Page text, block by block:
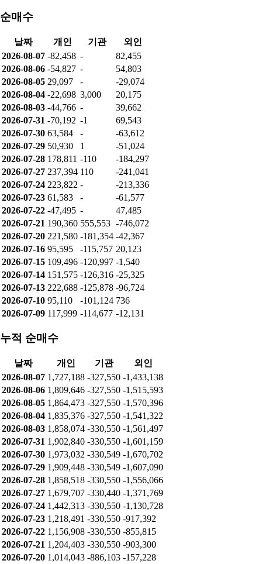
순매수
날짜 개인 기관
외인
2026-08-07 -82,458 -
82,455
2026-08-06 -54,827 -
54,803
2026-08-05 29,097 -
-29,074
2026-08-04 -22,698 3,000
20,175
2026-08-03 -44,766 -
39,662
2026-07-31 -70,192 -1
69,543
2026-07-30 63,584 -
-63,612
2026-07-29 50,930 1
-51,024
2026-07-28 178,811 -110
-184,297
2026-07-27 237,394 110
-241,041
2026-07-24 223,822 -
-213,336
2026-07-23 61,583 -
-61,577
2026-07-22 -47,495 -
47,485
2026-07-21 190,360 555,553 -746,072
2026-07-20 221,580 -181,354 -42,367
2026-07-16 95,595 -115,757 20,123
2026-07-15 109,496 -120,997 -1,540
2026-07-14 151,575 -126,316 -25,325
2026-07-13 222,688 -125,878 -96,724
2026-07-10 95,110 -101,124 736
2026-07-09 117,999 -114,677 -12,131
누적 순매수
날짜 개인 기관
외인
2026-08-07 1,727,188 -327,550 -1,433,138
2026-08-06 1,809,646 -327,550 -1,515,593
2026-08-05 1,864,473 -327,550 -1,570,396
2026-08-04 1,835,376 -327,550 -1,541,322
2026-08-03 1,858,074 -330,550 -1,561,497
2026-07-31 1,902,840 -330,550 -1,601,159
2026-07-30 1,973,032 -330,549 -1,670,702
2026-07-29 1,909,448 -330,549 -1,607,090
2026-07-28 1,858,518 -330,550 -1,556,066
2026-07-27 1,679,707 -330,440 -1,371,769
2026-07-24 1,442,313 -330,550 -1,130,728
2026-07-23 1,218,491 -330,550 -917,392
2026-07-22 1,156,908 -330,550 -855,815
2026-07-21 1,204,403 -330,550 -903,300
2026-07-20 1,014,043 -886,103 -157,228